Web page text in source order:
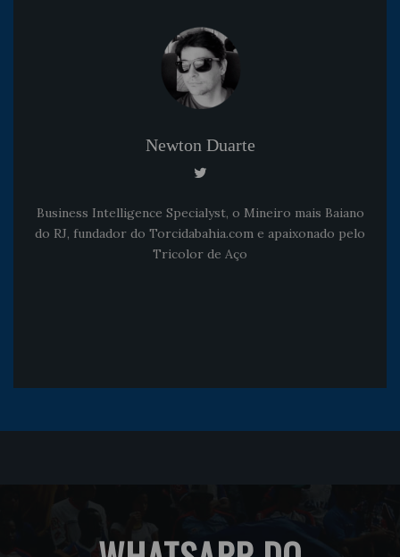
Newton Duarte
Business Intelligence Specialyst, o Mineiro mais Baiano
do RJ, fundador do Torcidabahia.com e apaixonado pelo
Tricolor de Aço